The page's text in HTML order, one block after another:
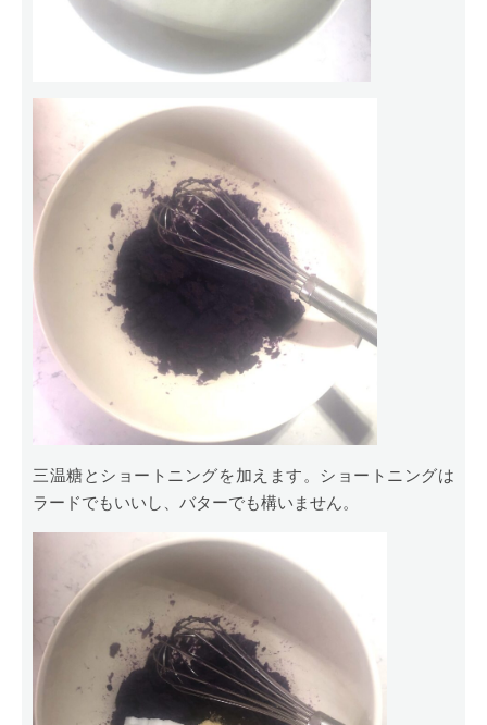
三温糖とショートニングを加えます。ショートニングは
ラードでもいいし、バターでも構いません。